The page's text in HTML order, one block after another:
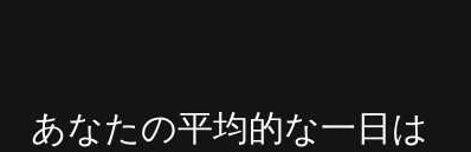
あなたの平均的な一日は